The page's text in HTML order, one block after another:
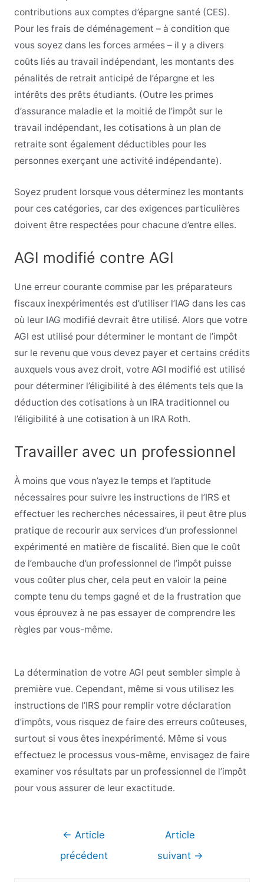
contributions aux comptes d’épargne santé (CES).
Pour les frais de déménagement – à condition que
vous soyez dans les forces armées – il y a divers
coûts liés au travail indépendant, les montants des
pénalités de retrait anticipé de l’épargne et les
intérêts des prêts étudiants. (Outre les primes
d’assurance maladie et la moitié de l’impôt sur le
travail indépendant, les cotisations à un plan de
retraite sont également déductibles pour les
personnes exerçant une activité indépendante).
Soyez prudent lorsque vous déterminez les montants
pour ces catégories, car des exigences particulières
doivent être respectées pour chacune d’entre elles.
AGI modifié contre AGI
Une erreur courante commise par les préparateurs
fiscaux inexpérimentés est d’utiliser l’IAG dans les cas
où leur IAG modifié devrait être utilisé. Alors que votre
AGI est utilisé pour déterminer le montant de l’impôt
sur le revenu que vous devez payer et certains crédits
auxquels vous avez droit, votre AGI modifié est utilisé
pour déterminer l’éligibilité à des éléments tels que la
déduction des cotisations à un IRA traditionnel ou
l’éligibilité à une cotisation à un IRA Roth.
Travailler avec un professionnel
À moins que vous n’ayez le temps et l’aptitude
nécessaires pour suivre les instructions de l’IRS et
effectuer les recherches nécessaires, il peut être plus
pratique de recourir aux services d’un professionnel
expérimenté en matière de fiscalité. Bien que le coût
de l’embauche d’un professionnel de l’impôt puisse
vous coûter plus cher, cela peut en valoir la peine
compte tenu du temps gagné et de la frustration que
vous éprouvez à ne pas essayer de comprendre les
règles par vous-même.
La détermination de votre AGI peut sembler simple à
première vue. Cependant, même si vous utilisez les
instructions de l’IRS pour remplir votre déclaration
d’impôts, vous risquez de faire des erreurs coûteuses,
surtout si vous êtes inexpérimenté. Même si vous
effectuez le processus vous-même, envisagez de faire
examiner vos résultats par un professionnel de l’impôt
pour vous assurer de leur exactitude.
Navigation
l’article
← Article
précédent
Article
suivant →